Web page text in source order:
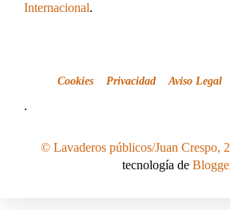
Internacional.
Cookies Privacidad Aviso Legal
.
© Lavaderos públicos/Juan Crespo,
tecnología de